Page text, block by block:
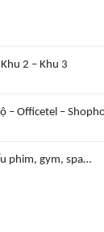
2 – Khu 3
– Officetel –
phim, gym, spa…